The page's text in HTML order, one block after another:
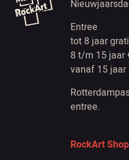
Entree
tot 8 jaar
8 t/m 15 jaar
vanaf 15 jaar
entree.
RockArt Shop